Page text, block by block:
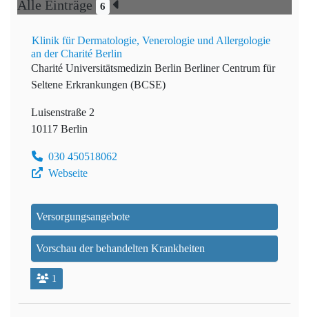
Alle Einträge 6
Klinik für Dermatologie, Venerologie und Allergologie
an der Charité Berlin
Charité Universitätsmedizin Berlin Berliner Centrum für
Seltene Erkrankungen (BCSE)
Luisenstraße 2
10117 Berlin
030 450518062
Webseite
Versorgungsangebote
Vorschau der behandelten Krankheiten
1